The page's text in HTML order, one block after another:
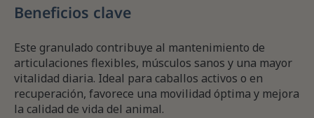
Beneficios clave
Este granulado contribuye al mantenimiento de
articulaciones flexibles, músculos sanos y una mayor
vitalidad diaria. Ideal para caballos activos o en
recuperación, favorece una movilidad óptima y mejora
la calidad de vida del animal.